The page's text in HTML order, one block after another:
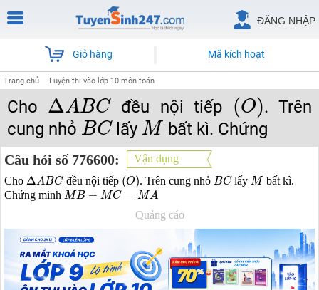
ĐĂNG NHẬP
Giỏ hàng Mã kích hoạt
Trang chủ Luyện thi vào lớp 10 môn toán
Cho ΔABC
ΔABC đều nội tiếp (O)
(O). Trên
cung nhỏ BC
BC lấy M
M bất kì. Chứng
Câu hỏi số 776600:
Vận dụng
Cho ΔABC
Δ ABC đều nội tiếp (O)
(O) . Trên cung nhỏ BC
BC lấy M
Mbất kì.
Chứng minh MB + MC = MA
MB+ M C=MA
Quảng cáo